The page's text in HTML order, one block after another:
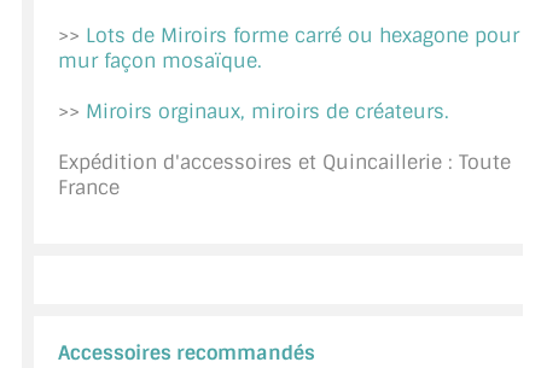
A PROPOS DE LA LIVRAISON
COMPTE PRO
PLAN DU SITE
NOUS CONTACTER
>> Lots de Miroirs forme carré ou hexagone pour
mur façon mosaïque.
>> Miroirs orginaux, miroirs de créateurs.
Expédition d'accessoires et Quincaillerie : Toute
France
Accessoires recommandés